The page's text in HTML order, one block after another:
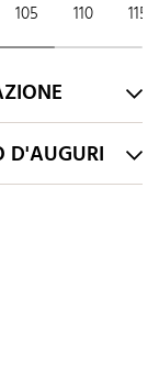
105 110 115
D'AUGURI